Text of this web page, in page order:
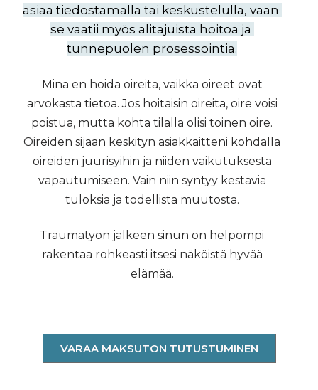
asiaa tiedostamalla tai keskustelulla, vaan
se vaatii myös alitajuista hoitoa ja
tunnepuolen prosessointia.
Minä en hoida oireita, vaikka oireet ovat
arvokasta tietoa. Jos hoitaisin oireita, oire voisi
poistua, mutta kohta tilalla olisi toinen oire.
Oireiden sijaan keskityn asiakkaitteni kohdalla
oireiden juurisyihin ja niiden vaikutuksesta
vapautumiseen. Vain niin syntyy kestäviä
tuloksia ja todellista muutosta.
Traumatyön jälkeen sinun on helpompi
rakentaa rohkeasti itsesi näköistä hyvää
elämää.
VARAA MAKSUTON TUTUSTUMINEN